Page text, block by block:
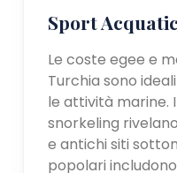
Sport
Le coste egee e
Turchia sono
le attività marine.
snorkeling
e antichi siti
popolari